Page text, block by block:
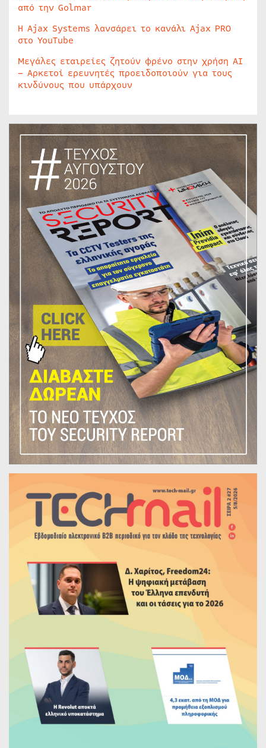
από την Golmar
Η Ajax Systems λανσάρει το κανάλι Ajax PRO
στο YouTube
Μεγάλες εταιρείες ζητούν φρένο στην χρήση AI
– Αρκετοί ερευνητές προειδοποιούν για τους
κινδύνους που υπάρχουν